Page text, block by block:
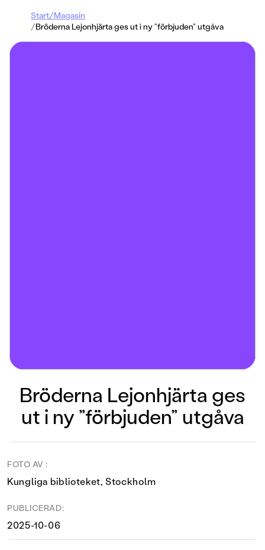
Start/Magasin
/Bröderna Lejonhjärta ges ut i ny ”förbjuden” utgåva
Bröderna Lejonhjärta ges
ut i ny ”förbjuden” utgåva
FOTO AV :
Kungliga biblioteket, Stockholm
PUBLICERAD:
2025-10-06